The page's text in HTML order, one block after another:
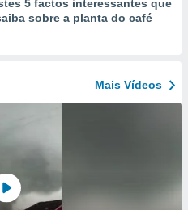
5 factos interessantes que
sobre a planta do café
Mais Vídeos